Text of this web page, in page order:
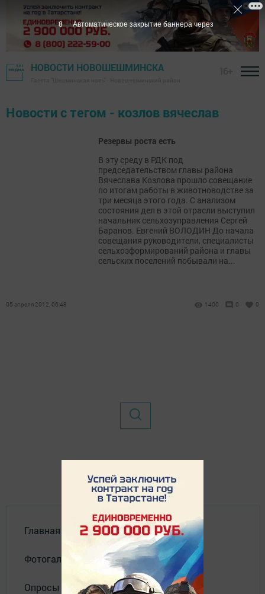
НОВОСТИ НОВОШЕШМИНСКА
Новости с тегом - козлов вячеслав
Резервы роста есть
В эту среду в РДК под
председательством главы района
Вячеслава Козлова прошло совещание
по итогам работы в животноводстве за
три месяца этого года. С анализом
состояния дел в этой отрасли выступил
начальник сельхозуправления Сергей
Баранов. Евгений ВОЛОДИН До начала
совещания руководители, специалисты
сельхозформирований района и главы
сельских поселений побывали на...
05 апреля 2012, 06:48 1400 0 0
Главная
Фотогалереи
Опросы
8 Автоматическое закрытие баннера через